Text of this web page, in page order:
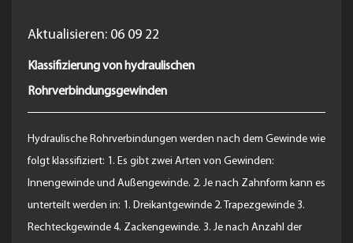
Aktualisieren: 06 09 22
Klassifizierung von hydraulischen
Rohrverbindungsgewinden
Hydraulische Rohrverbindungen werden nach dem Gewinde wie
folgt klassifiziert: 1. Es gibt zwei Arten von Gewinden:
Innengewinde und Außengewinde. 2. Je nach Zahnform kann es
unterteilt werden in: 1. Dreikantgewinde 2. Trapezgewinde 3.
Rechteckgewinde 4. Zackengewinde. 3. Je nach Anzahl der